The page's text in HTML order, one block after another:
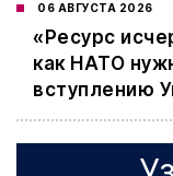
06 АВГУСТА 2026
«Ресурс
как НАТО
вступлению